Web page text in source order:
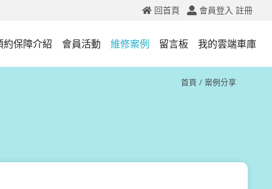
會員登入 註冊
回首頁
約保障介紹 會員活動 維修案例 留言板 我的雲端車庫
首頁 案例分享